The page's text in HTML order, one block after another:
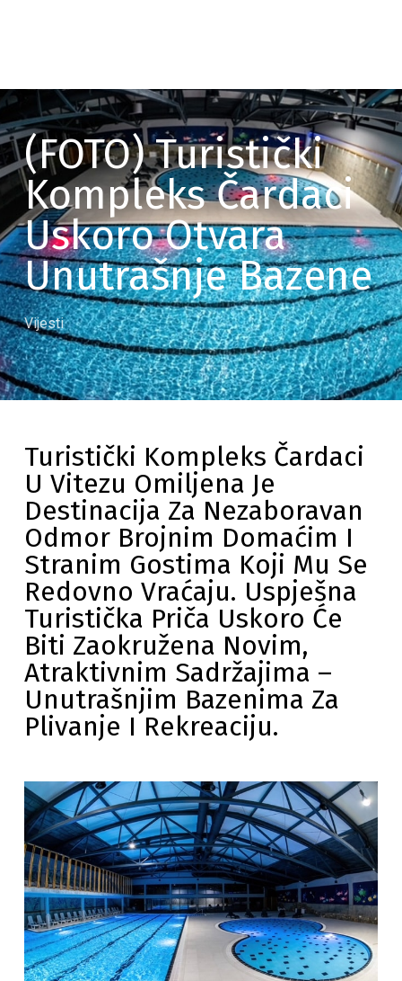
(FOTO) Turistički
Kompleks Čardaci
Uskoro Otvara
Unutrašnje Bazene
Vijesti
Turistički Kompleks Čardaci
U Vitezu Omiljena Je
Destinacija Za Nezaboravan
Odmor Brojnim Domaćim I
Stranim Gostima Koji Mu Se
Redovno Vraćaju. Uspješna
Turistička Priča Uskoro Će
Biti Zaokružena Novim,
Atraktivnim Sadržajima –
Unutrašnjim Bazenima Za
Plivanje I Rekreaciju.